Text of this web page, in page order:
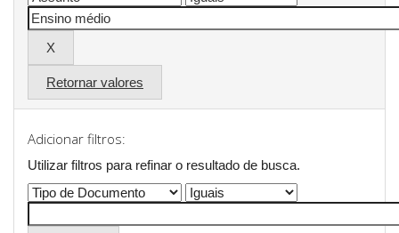
Retornar valores
Adicionar filtros:
Utilizar filtros para refinar o resultado de busca.